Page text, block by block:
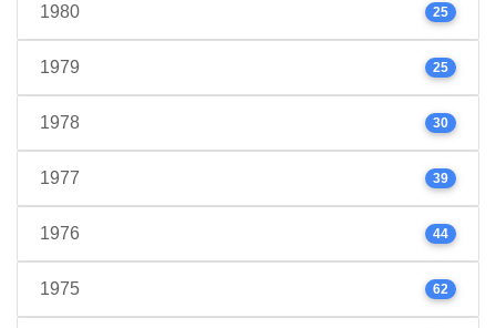
1980 25
1979 25
1978 30
1977 39
1976 44
1975 62